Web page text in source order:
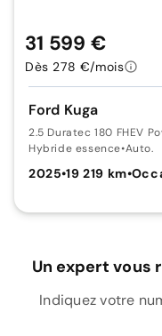
Ford Kuga
2.5 Duratec 180 FHEV
Hybride essence•Auto.
2025•19 219 km•
31 599 €
Dès 278 €/mois
Un expert
Indiquez votre